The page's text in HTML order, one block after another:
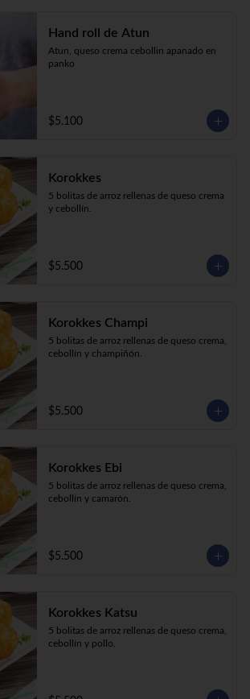
Hand roll de Atun
Atun, queso crema cebollin apanado en
panko
$5.100
Korokkes
5 bolitas de arroz rellenas de queso crema
y cebollín.
$5.500
Korokkes Champi
5 bolitas de arroz rellenas de queso crema,
cebollín y champiñón.
$5.500
Korokkes Ebi
5 bolitas de arroz rellenas de queso crema,
cebollín y camarón.
$5.500
Korokkes Katsu
5 bolitas de arroz rellenas de queso crema,
cebollín y pollo.